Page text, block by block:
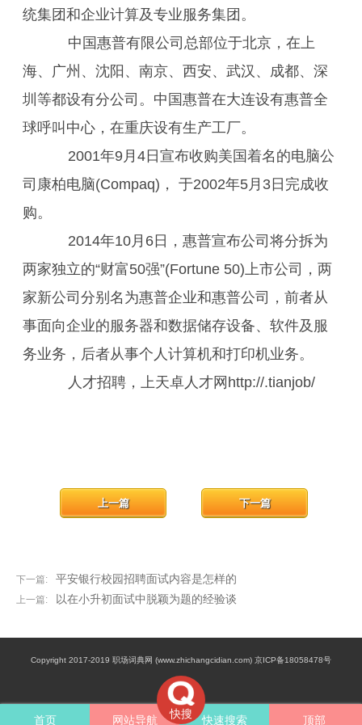
统集团和企业计算及专业服务集团。
中国惠普有限公司总部位于北京，在上
海、广州、沈阳、南京、西安、武汉、成都、深
圳等都设有分公司。中国惠普在大连设有惠普全
球呼叫中心，在重庆设有生产工厂。
2001年9月4日宣布收购美国着名的电脑公
司康柏电脑(Compaq)， 于2002年5月3日完成收
购。
2014年10月6日，惠普宣布公司将分拆为
两家独立的“财富50强”(Fortune 50)上市公司，两
家新公司分别名为惠普企业和惠普公司，前者从
事面向企业的服务器和数据储存设备、软件及服
务业务，后者从事个人计算机和打印机业务。
人才招聘，上天卓人才网http://.tianjob/
下一篇: 平安银行校园招聘面试内容是怎样的
下一篇
上一篇: 以在小升初面试中脱颖为题的经验谈
上一篇
快搜
首页 网站导航 快速搜索 顶部
Copyright 2017-2019 职场词典网 (www.zhichangcidian.com) 京ICP备18058478号